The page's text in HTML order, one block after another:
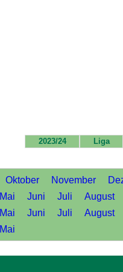
2023/24 Liga
Oktober November
Mai Juni Juli August
Mai Juni Juli August
Mai